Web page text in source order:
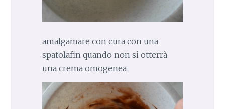
amalgamare con cura con una
spatolafin quando non si otterrà
una crema omogenea